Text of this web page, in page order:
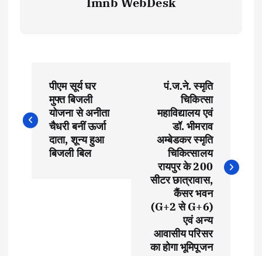
o
s
पीएम सूर्य घर
मुफ्त बिजली
योजना से अनीता
चैधरी बनीं ऊर्जा
दाता, शून्य हुआ
बिजली बिल
पं.ज.ने. स्मृति
चिकित्सा
महाविद्यालय एवं
डॉ. भीमराव
अम्बेडकर स्मृति
चिकित्सालय
रायपुर के 200
सीटर छात्रावास,
कैंसर भवन
(G+2 से G+6)
एवं अन्य
आवासीय परिसर
का होगा भूमिपूजन